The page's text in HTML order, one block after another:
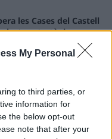
My Personal
to third parties, or
information for
the below opt-out
note that after your
les Cases del Castell
estratègic que
guanyen força
modistes i gairebé